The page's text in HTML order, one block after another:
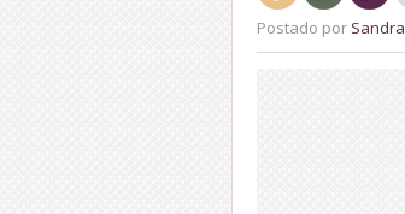
Postado por Sandra